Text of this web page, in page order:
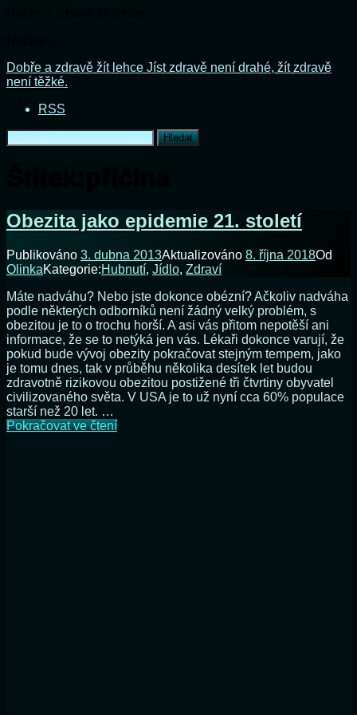
Přejít
k
webu
Dobře a zdravě žít lehce Jíst zdravě není drahé, žít zdravě
není těžké.
RSS
Vyhledávání
Obezita jako epidemie 21. století
Publikováno 3. dubna 2013Aktualizováno 8. října 2018Od
OlinkaKategorie:Hubnutí, Jídlo, Zdraví
Máte nadváhu? Nebo jste dokonce obézní? Ačkoliv nadváha
podle některých odborníků není žádný velký problém, s
obezitou je to o trochu horší. A asi vás přitom nepotěší ani
informace, že se to netýká jen vás. Lékaři dokonce varují, že
pokud bude vývoj obezity pokračovat stejným tempem, jako
je tomu dnes, tak v průběhu několika desítek let budou
zdravotně rizikovou obezitou postižené tři čtvrtiny obyvatel
civilizovaného světa. V USA je to už nyní cca 60% populace
starší než 20 let. …
Pokračovat ve čteníObezita